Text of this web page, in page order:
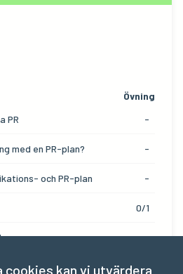
Övning
PR
-
med en PR-plan? -
och PR-plan -
0/1
-
-
cookies kan vi utvärdera